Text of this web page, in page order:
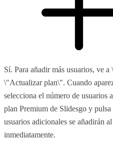
Sí. Para añadir más usuarios, ve
\"Actualizar plan\". Cuando
selecciona el número de usuarios
plan Premium de Slidesgo y
usuarios adicionales se añadirán
inmediatamente.